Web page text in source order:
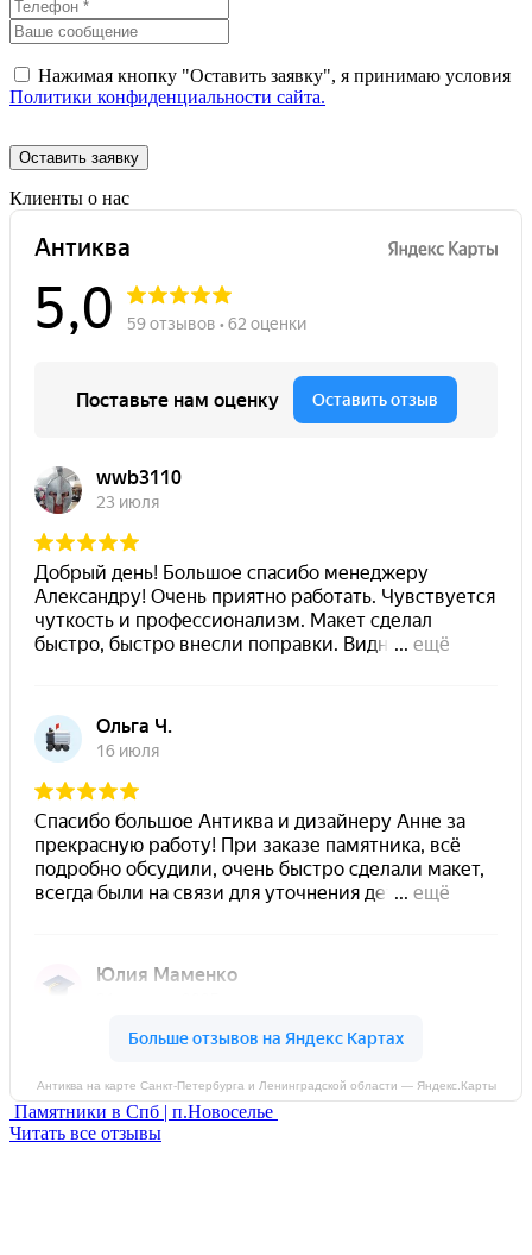
Нажимая кнопку "Оставить заявку", я принимаю условия
Политики конфиденциальности сайта.
Оставить заявку
Клиенты о нас
Антиква на карте Санкт‑Петербурга и Ленинградской области — Яндекс.Карты
Памятники в Спб | п.Новоселье
Читать все отзывы